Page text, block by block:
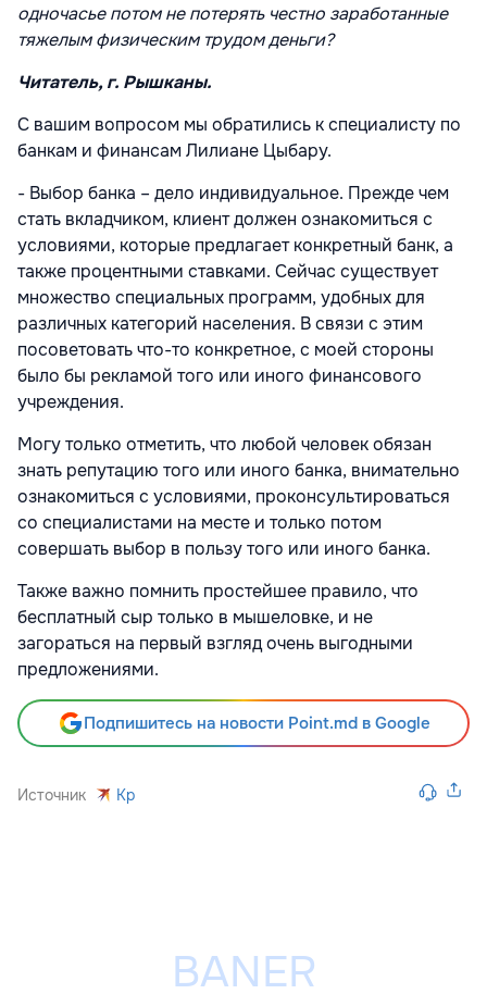
одночасье потом не потерять честно заработанные
тяжелым физическим трудом деньги?
Читатель, г. Рышканы.
С вашим вопросом мы обратились к специалисту по
банкам и финансам Лилиане Цыбару.
- Выбор банка – дело индивидуальное. Прежде чем
стать вкладчиком, клиент должен ознакомиться с
условиями, которые предлагает конкретный банк, а
также процентными ставками. Сейчас существует
множество специальных программ, удобных для
различных категорий населения. В связи с этим
посоветовать что-то конкретное, с моей стороны
было бы рекламой того или иного финансового
учреждения.
Могу только отметить, что любой человек обязан
знать репутацию того или иного банка, внимательно
ознакомиться с условиями, проконсультироваться
со специалистами на месте и только потом
совершать выбор в пользу того или иного банка.
Также важно помнить простейшее правило, что
бесплатный сыр только в мышеловке, и не
загораться на первый взгляд очень выгодными
предложениями.
Подпишитесь на новости Point.md в Google
Источник Kp